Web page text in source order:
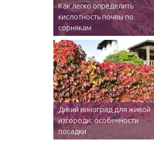
Как легко определить
кислотность почвы по
сорнякам
Дикий виноград для живой
изгороди: особенности
посадки